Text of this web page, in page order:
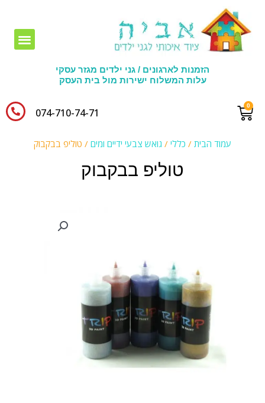
הזמנות לארגונים / גני ילדים מגזר עסקי
עלות המשלוח ישירות מול בית העסק
074-710-74-71​
עמוד הבית / כללי / גואש צבעי ידיים ומים / טוליפ בבקבוק
טוליפ בבקבוק